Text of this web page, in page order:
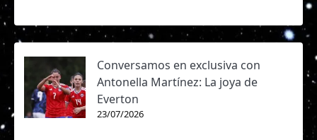
Conversamos en exclusiva con
Antonella Martínez: La joya de
Everton
23/07/2026